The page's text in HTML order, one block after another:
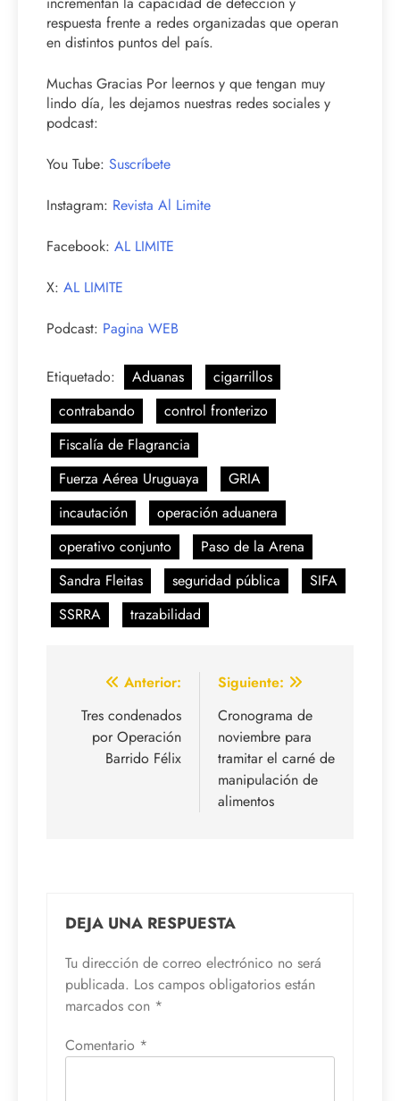
respuesta frente a redes organizadas que operan
en distintos puntos del país.
Muchas Gracias Por leernos y que tengan muy
lindo día, les dejamos nuestras redes sociales y
podcast:
You Tube: Suscríbete
Instagram: Revista Al Limite
Facebook: AL LIMITE
X: AL LIMITE
Podcast: Pagina WEB
Etiquetado: Aduanas
cigarrillos
contrabando
control fronterizo
Fiscalía de Flagrancia
Fuerza Aérea Uruguaya
GRIA
incautación
operación aduanera
operativo conjunto
Paso de la Arena
Sandra Fleitas
seguridad pública
SIFA
SSRRA
trazabilidad
Navegación
de
entradas
Anterior:
Tres condenados
por Operación
Barrido Félix
Siguiente:
Cronograma de
noviembre para
tramitar el carné de
manipulación de
alimentos
DEJA UNA RESPUESTA
Tu dirección de correo electrónico no será
publicada. Los campos obligatorios están
marcados con *
Comentario *